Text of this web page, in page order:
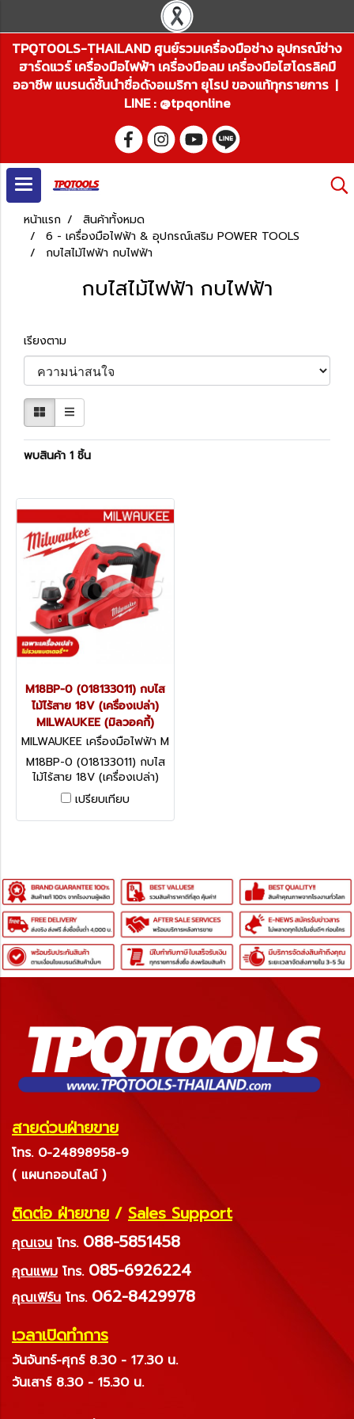
TPQTOOLS-THAILAND ศูนย์รวมเครื่องมือช่าง อุปกรณ์ช่าง
ฮาร์ดแวร์ เครื่องมือไฟฟ้า เครื่องมือลม เครื่องมือไฮโดรลิคมื
ออาชีพ แบรนด์ชั้นนำชื่อดังอเมริกา ยุโรป ของแท้ทุกรายการ |
LINE : @tpqonline
หน้าแรก
สินค้าทั้งหมด
6 - เครื่องมือไฟฟ้า & อุปกรณ์เสริม POWER TOOLS
กบไสไม้ไฟฟ้า กบไฟฟ้า
กบไสไม้ไฟฟ้า กบไฟฟ้า
เรียงตาม
พบสินค้า 1 ชิ้น
M18BP-0 (018133011) กบไส
ไม้ไร้สาย 18V (เครื่องเปล่า)
MILWAUKEE (มิลวอคกี้)
MILWAUKEE เครื่องมือไฟฟ้า M
18BP-0 (018133011)
M18BP-0 (018133011) กบไส
ไม้ไร้สาย 18V (เครื่องเปล่า)
MILWAUKEE (มิลวอคกี้)
เปรียบเทียบ
สายด่วนฝ่ายขาย
โทร. 0-24898958-9
( แผนกออนไลน์ )
ติดต่อ ฝ่ายขาย / Sales Support
คุณเจน โทร. 088-5851458
คุณแพม โทร. 085-6926224
คุณเฟิร์น โทร. 062-8429978
เวลาเปิดทำการ
วันจันทร์-ศุกร์ 8.30 - 17.30 น.
วันเสาร์ 8.30 - 15.30 น.